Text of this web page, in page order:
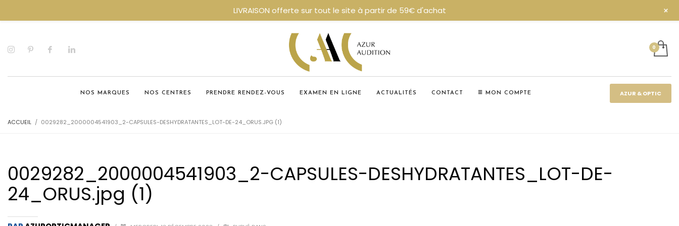
NOS MARQUES NOS CENTRES PRENDRE RENDEZ-VOUS EXAMEN EN LIGNE ACTUALITÉS CONTACT MON COMPTE AZUR & OPTIC
ACCUEIL 0029282_2000004541903_2-CAPSULES-DESHYDRATANTES_LOT-DE-24_ORUS.JPG (1)
0029282_2000004541903_2-CAPSULES-DESHYDRATANTES_LOT-DE-
24_ORUS.jpg (1)
LIVRAISON offerte sur tout le site à partir de 59€ d'achat +